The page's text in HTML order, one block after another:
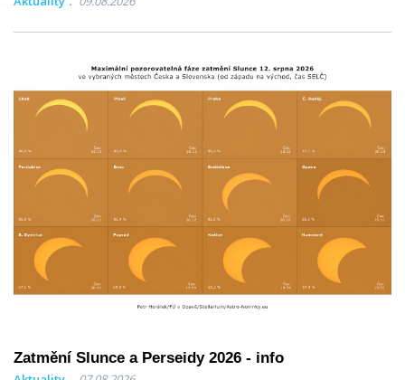
Zatmění Slunce a Perseidy 2026 - info